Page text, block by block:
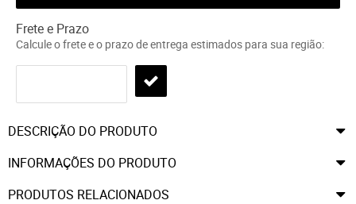
Frete e Prazo
Calcule o frete e o prazo de entrega estimados para sua região:
DESCRIÇÃO DO PRODUTO
INFORMAÇÕES DO PRODUTO
PRODUTOS RELACIONADOS